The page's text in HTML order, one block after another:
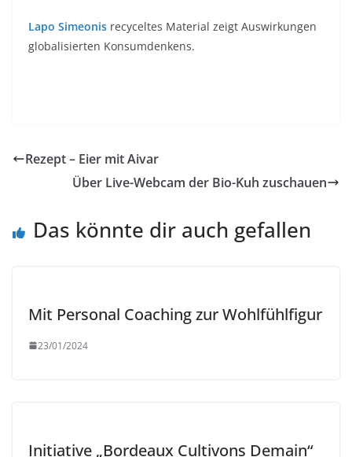
Lapo Simeonis recyceltes Material zeigt Auswirkungen
globalisierten Konsumdenkens.
Rezept – Eier mit Aivar
Über Live-Webcam der Bio-Kuh zuschauen
Das könnte dir auch gefallen
Mit Personal Coaching zur Wohlfühlfigur
23/01/2024
Initiative „Bordeaux Cultivons Demain“